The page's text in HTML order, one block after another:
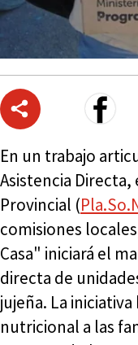
En un trabajo
Asistencia
Provincial (
comisiones
Casa" iniciará el
directa de
jujeña. La
nutricional a las